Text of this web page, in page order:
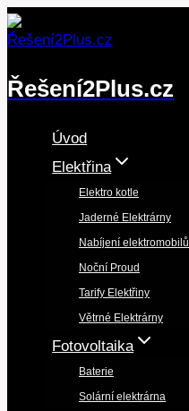
Přeskočit
na
Řešení2Plus.cz
Úvod
Elektřina
Elektro kotle
Jaderné Elektrárny
Nabíjení elektromobilů
Noční Proud
Tarify Elektřiny
Větrné Elektrárny
Fotovoltaika
Baterie
Solární elektrárna